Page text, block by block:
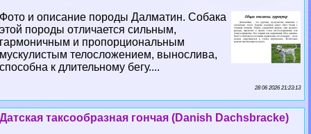
Фото и описание породы Далматин. Собака
этой породы отличается сильным,
гармоничным и пропорциональным
мускулистым телосложением, вынослива,
способна к длительному бегу....
28 06 2026 21:23:13
Датская таксообразная гончая (Danish Dachsbracke)